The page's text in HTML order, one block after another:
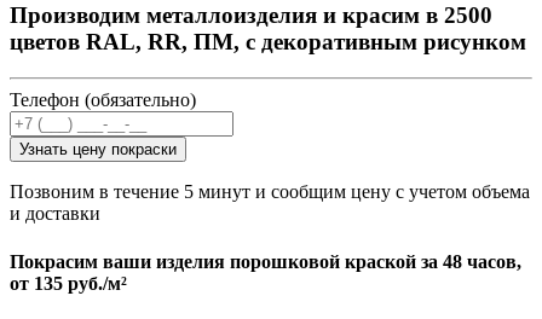
Производим металлоизделия и красим в 2500
цветов RAL, RR, ПМ, с декоративным рисунком
Телефон (обязательно)
Узнать цену покраски
Позвоним в течение 5 минут и сообщим цену с учетом объема
и доставки
Покрасим ваши изделия порошковой краской за 48 часов,
от 135 руб./м²